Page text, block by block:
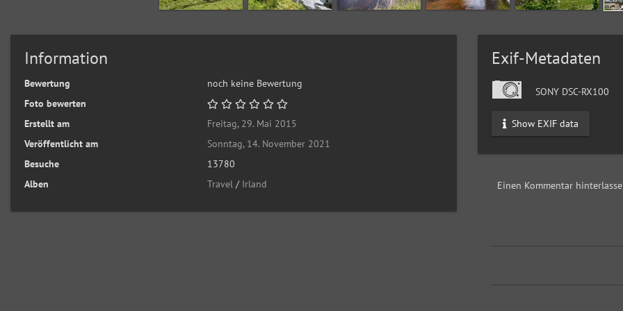
Information
Bewertung
noch keine Bewertung
Foto bewerten
Erstellt am
Freitag, 29. Mai 2015
Veröffentlicht am
Sonntag, 14. November 2021
Besuche
13780
Alben
Travel / Irland
Exif-Metadaten
SONY DSC-RX100
Show EXIF data
Einen Kommentar